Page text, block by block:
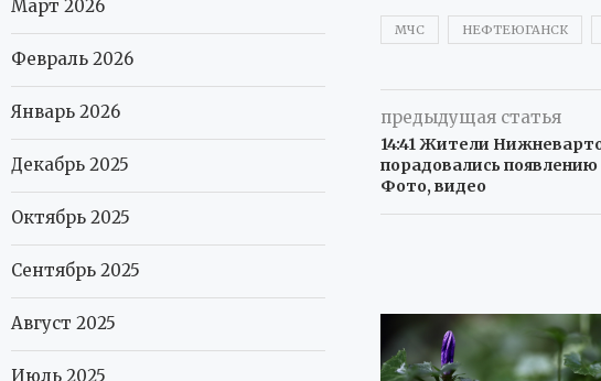
МЧС НЕФТЕЮГАНСК
предыдущая статья
14:41 Жители
порадовались появлению
Фото, видео
Март 2026
Февраль 2026
Январь 2026
Декабрь 2025
Октябрь 2025
Сентябрь 2025
Август 2025
Июль 2025